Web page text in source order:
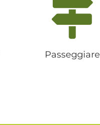
Passeggiare